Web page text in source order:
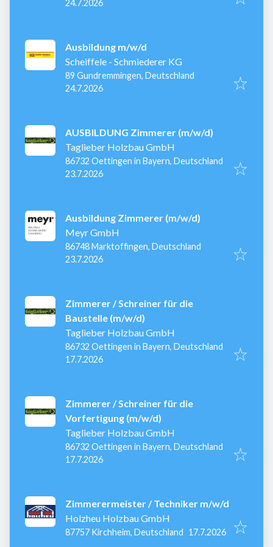
Veröffentlicht
24.7.2026
Ausbildung m/w/d
Scheiffele - Schmiederer KG
89 Gundremmingen, Deutschland
Veröffentlicht
24.7.2026
AUSBILDUNG Zimmerer (m/w/d)
Taglieber Holzbau GmbH
86732 Oettingen in Bayern, Deutschland
Veröffentlicht
23.7.2026
Ausbildung Zimmerer (m/w/d)
Meyr GmbH
86748 Marktoffingen, Deutschland
Veröffentlicht
23.7.2026
Zimmerer / Schreiner für die
Baustelle (m/w/d)
Taglieber Holzbau GmbH
86732 Oettingen in Bayern, Deutschland
Veröffentlicht
17.7.2026
Zimmerer / Schreiner für die
Vorfertigung (m/w/d)
Taglieber Holzbau GmbH
86732 Oettingen in Bayern, Deutschland
Veröffentlicht
17.7.2026
Zimmerermeister / Techniker m/w/d
Holzheu Holzbau GmbH
87757 Kirchheim, Deutschland Veröffentlicht
17.7.2026